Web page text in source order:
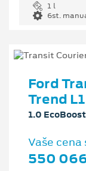
1 l
6st.
Ford
Trend L1
1.0
Vaše cena
550